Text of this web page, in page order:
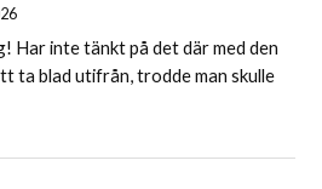
Har inte tänkt på det där med den
ta blad utifrån, trodde man skulle